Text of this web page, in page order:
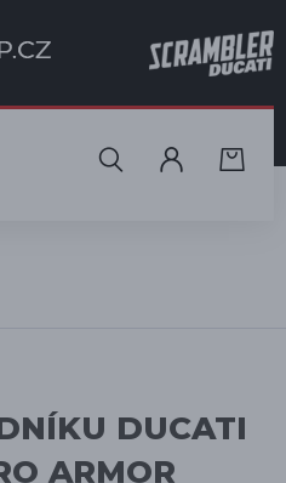
HLEDAT
DUCATI
ARMOR